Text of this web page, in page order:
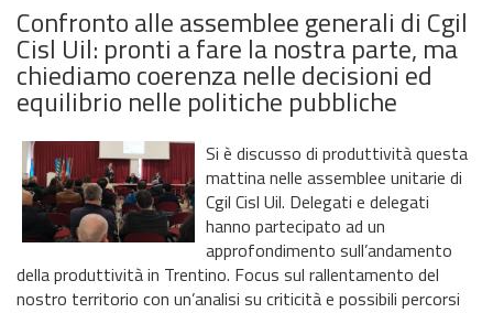
Confronto alle assemblee generali di Cgil
Cisl Uil: pronti a fare la nostra parte, ma
chiediamo coerenza nelle decisioni ed
equilibrio nelle politiche pubbliche
Si è discusso di produttività questa
mattina nelle assemblee unitarie di
Cgil Cisl Uil. Delegati e delegati
hanno partecipato ad un
approfondimento sull’andamento
della produttività in Trentino. Focus sul rallentamento del
nostro territorio con un’analisi su criticità e possibili percorsi